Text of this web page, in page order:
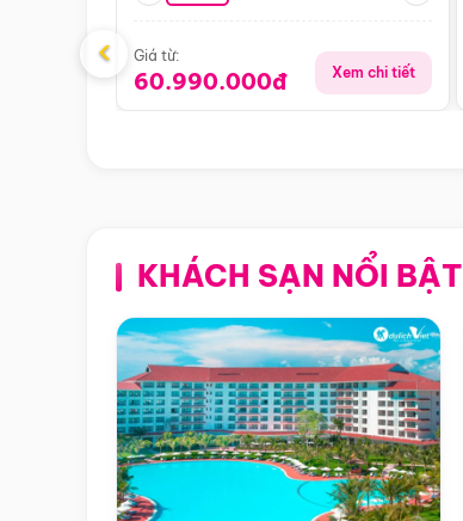
Giá từ:
60.990.000đ Xem chi tiết
‹
KHÁCH SẠN NỔI BẬT